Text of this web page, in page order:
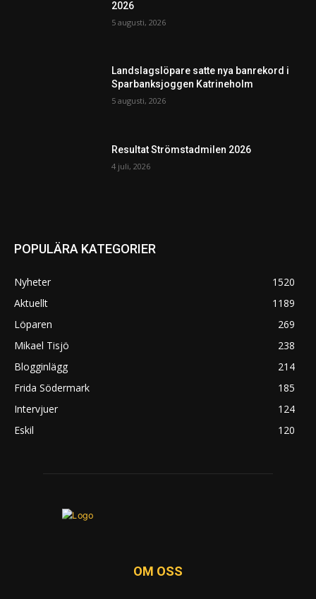
2026
5 augusti, 2026
Landslagslöpare satte nya banrekord i
Sparbanksjoggen Katrineholm
5 augusti, 2026
Resultat Strömstadmilen 2026
4 juli, 2026
POPULÄRA KATEGORIER
Nyheter
1520
Aktuellt
1189
Löparen
269
Mikael Tisjö
238
Blogginlägg
214
Frida Södermark
185
Intervjuer
124
Eskil
120
OM OSS